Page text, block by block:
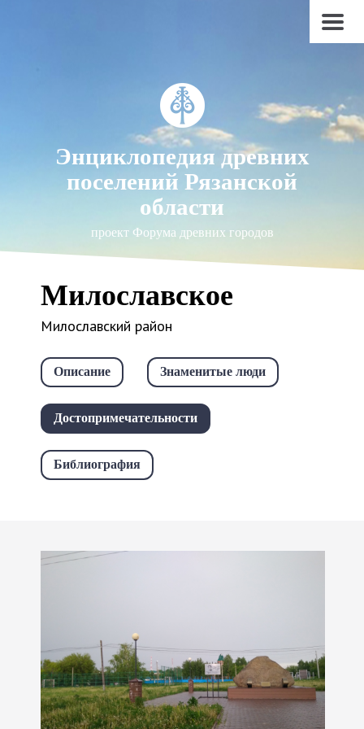
Энциклопедия древних
поселений Рязанской
области
проект Форума древних городов
Милославское
Милославский район
Описание Знаменитые люди
Достопримечательности
Библиография